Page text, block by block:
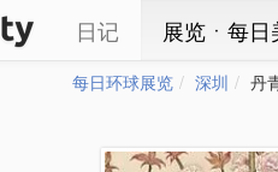
日记 展览ㆍ每
每日环球展览 深圳 丹